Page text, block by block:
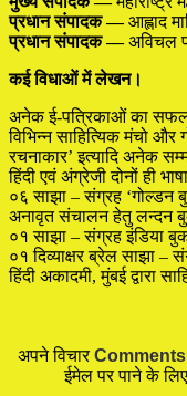
प्रधान संपादक —आह्लाद
प्रधान संपादक —अविचल
कई विधाओं में लेखन।
अनेक ई-पत्रिकाओं का
विभिन्न साहित्यिक मंचो और
रचनाकार’ इत्यादि अनेक
हिंदी एवं अंग्रेजी दोनों ही
०६ साझा – संग्रह ‘गोल्डन
अनावृत संचालन हेतु लन्दन
०१ साझा – संग्रह इंडिया
०१ दिव्याक्षर ब्रेल साझा –
हिंदी अकादमी, मुंबई द्वारा
अपने विचारComments
ईमेल पर पाने के